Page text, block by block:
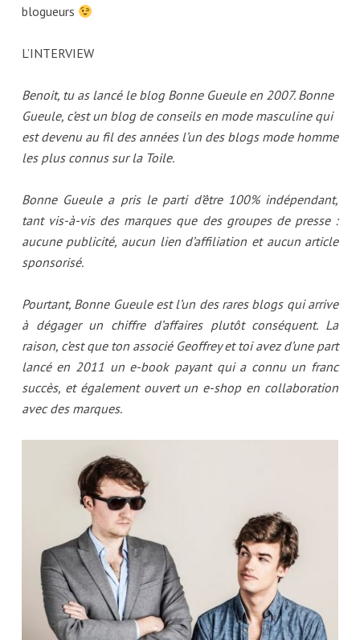
blogueurs
L’INTERVIEW
Benoit, tu as lancé le blog Bonne Gueule en 2007. Bonne
Gueule, c’est un blog de conseils en mode masculine qui
est devenu au fil des années l’un des blogs mode homme
les plus connus sur la Toile.
Bonne Gueule a pris le parti d’être 100% indépendant,
tant vis-à-vis des marques que des groupes de presse :
aucune publicité, aucun lien d’affiliation et aucun article
sponsorisé.
Pourtant, Bonne Gueule est l’un des rares blogs qui arrive
à dégager un chiffre d’affaires plutôt conséquent. La
raison, c’est que ton associé Geoffrey et toi avez d’une part
lancé en 2011 un e-book payant qui a connu un franc
succès, et également ouvert un e-shop en collaboration
avec des marques.